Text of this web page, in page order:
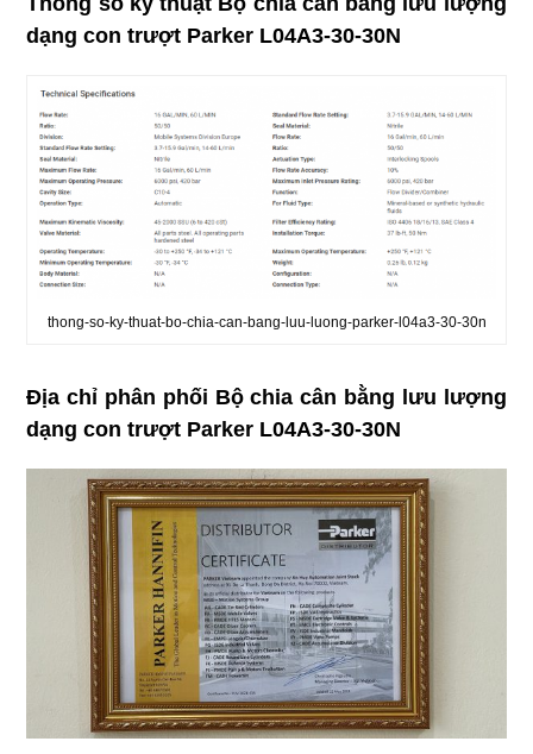
dạng con trượt Parker L04A3-30-30N
thong-so-ky-thuat-bo-chia-can-bang-luu-luong-parker-l04a3-30-30n
Địa chỉ phân phối Bộ chia cân bằng lưu lượng
dạng con trượt Parker L04A3-30-30N